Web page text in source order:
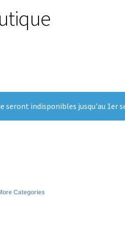
seront indisponibles jusqu'au 1er
Categories